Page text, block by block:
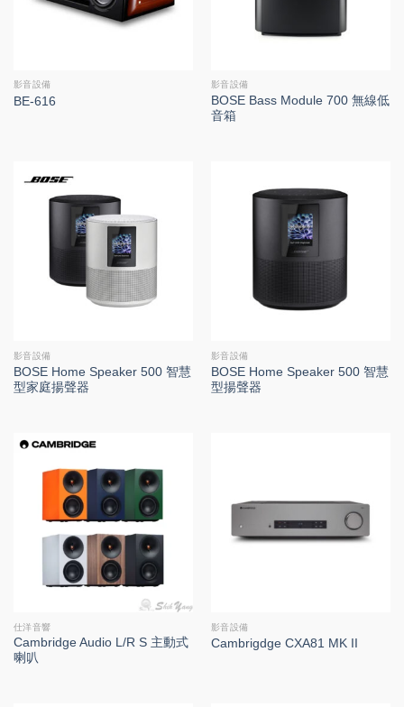
影音設備
BE-616
影音設備
BOSE Bass Module 700 無線低
音箱
影音設備
BOSE Home Speaker 500 智慧
型家庭揚聲器
影音設備
BOSE Home Speaker 500 智慧
型揚聲器
仕洋音響
Cambridge Audio L/R S 主動式
喇叭
影音設備
Cambrigdge CXA81 MK II